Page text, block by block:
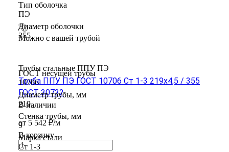
Тип оболочка
ПЭ
Диаметр оболочки
355
ГОСТ несущей трубы
10706
Диаметр трубы, мм
219
Стенка трубы, мм
9
Марка стали
Ст 1-3
Можно с вашей трубой
Трубы стальные ППУ ПЭ
Труба ППУ ПЭ ГОСТ 10706 Ст 1-3 219x4,5 / 355
ГОСТ 30732
В наличии
от 5 542 ₽/м
В корзину